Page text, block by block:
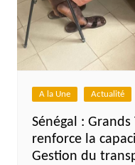
A la Une Actualité
Sénégal : Grands
renforce la
Gestion du